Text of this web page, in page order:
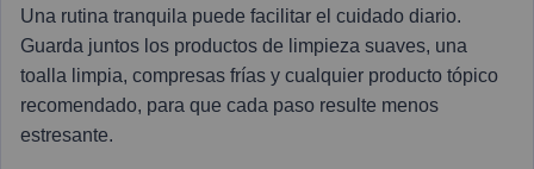
Una rutina tranquila puede facilitar el cuidado diario.
Guarda juntos los productos de limpieza suaves, una
toalla limpia, compresas frías y cualquier producto tópico
recomendado, para que cada paso resulte menos
estresante.